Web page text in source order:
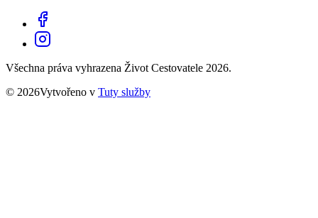
Všechna práva vyhrazena Život Cestovatele 2026.
© 2026Vytvořeno v Tuty služby